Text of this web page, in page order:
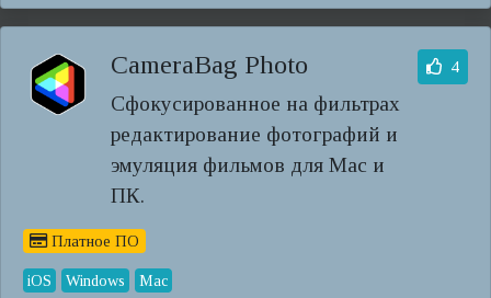
CameraBag Photo
Сфокусированное на фильтрах
редактирование фотографий и
эмуляция фильмов для Mac и
ПК.
4
Платное ПО
iOS Windows Mac